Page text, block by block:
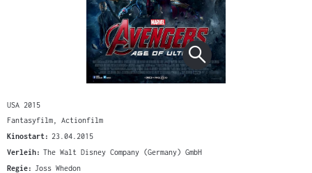
USA 2015
Fantasyfilm, Actionfilm
Kinostart: 23.04.2015
Verleih: The Walt Disney Company (Germany) GmbH
Regie: Joss Whedon